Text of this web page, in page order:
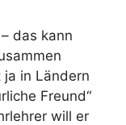
das kann
in Ländern
Freund“
will er